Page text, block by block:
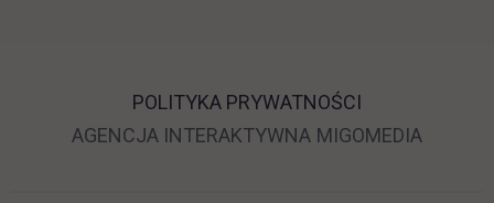
POLITYKA PRYWATNOŚCI
AGENCJA INTERAKTYWNA LINK OTWIERA SIĘ
MIGOMEDIA